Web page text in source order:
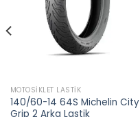
MOTOSIKLET LASTIK
140/60-14 64S Michelin City
Grip 2 Arka Lastik